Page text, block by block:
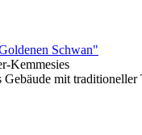
Schwan"
Kemmesies
Gebäude mit